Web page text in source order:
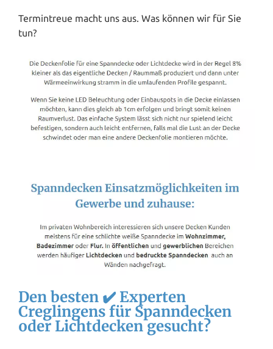
Termintreue macht uns aus. Was können wir für Sie
tun?
Den besten ✔️ Experten
Creglingens für Spanndecken
oder Lichtdecken gesucht?